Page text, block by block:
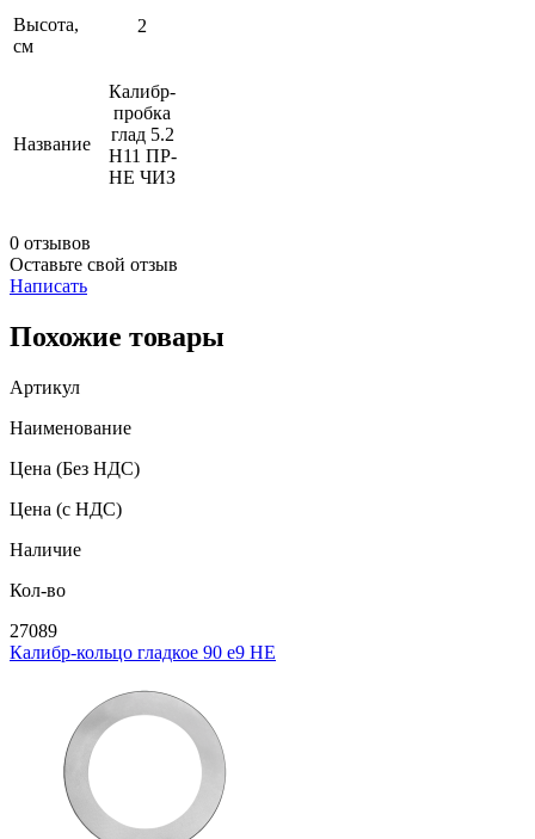
Высота,
см
2
Название
Калибр-
пробка
глад 5.2
Н11 ПР-
НЕ ЧИЗ
0 отзывов
Оставьте свой отзыв
Написать
Похожие товары
Артикул
Наименование
Цена (Без НДС)
Цена (с НДС)
Наличие
Кол-во
27089
Калибр-кольцо гладкое 90 e9 НЕ